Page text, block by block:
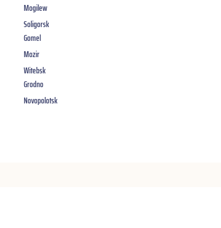
Mogilew
Soligorsk
Gomel
Mozir
Witebsk
Grodno
Novopolotsk